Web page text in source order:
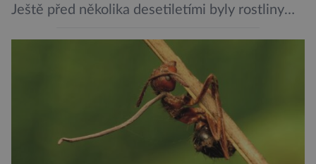
Ještě před několika desetiletími byly rostliny
pouze reagují na změny prostředí. Moderní
výzkum však ukazuje, že skutečnost je mnohem
zajímavější. Rostliny totiž dokážou své okolí
vnímat prostřednictvím mechanických podnětů
a samy také vydávají zvuky […]